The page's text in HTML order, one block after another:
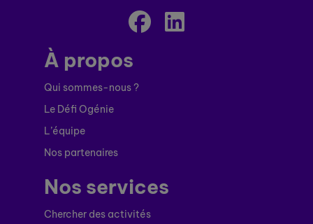
À propos
Qui sommes-nous ?
Le Défi Ogénie
L’équipe
Nos partenaires
Nos services
Chercher des activités